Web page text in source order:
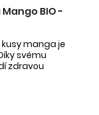
BIO -
manga je
svému
zdravou